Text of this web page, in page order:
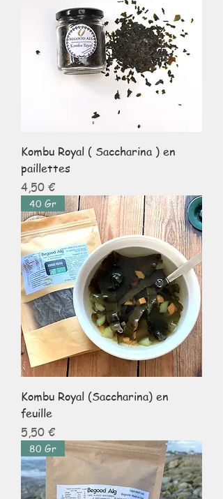
Kombu Royal ( Saccharina ) en
paillettes
Prix
4,50 €
40 Gr
Kombu Royal (Saccharina) en
feuille
Prix
5,50 €
80 Gr